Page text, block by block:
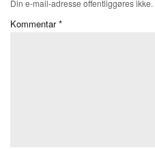
Din e-mail-adresse offentliggøres ikke.
Kommentar*